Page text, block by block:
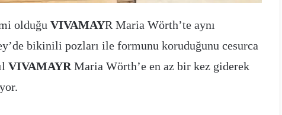
olduğu VIVAMAYR Maria Wörth’te aynı
bikinili pozları ile formunu koruduğunu cesurca
VIVAMAYR Maria Wörth’e en az bir kez giderek